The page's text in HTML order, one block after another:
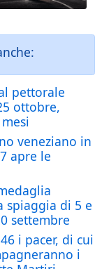
pettorale
ottobre,
veneziano in
apre le
spiaggia di 5 e
settembre
i pacer, di cui
i